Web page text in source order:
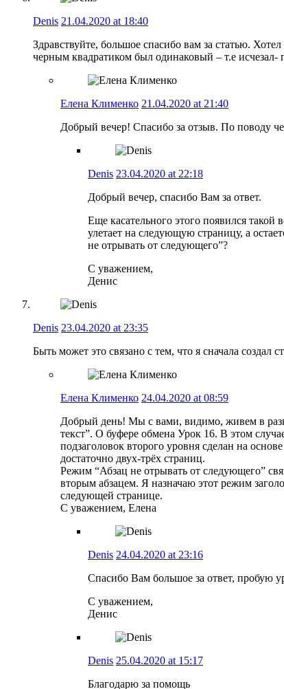
Denis 21.04.2020 at 18:40
Здравствуйте, большое спасибо вам за статью.
черным квадратиком был одинаковый – т.е исчезал-
Елена Клименко 21.04.2020 at 21:40
Добрый вечер! Спасибо за отзыв. По поводу
Denis 23.04.2020 at 22:18
Добрый вечер, спасибо Вам за ответ.
Еще касательного этого появился
улетает на следующую страницу, а
не отрывать от следующего”?
С уважением,
Денис
Denis 23.04.2020 at 23:35
Быть может это связано с тем, что я сначала создал
Елена Клименко 24.04.2020 at 08:59
Добрый день! Мы с вами, видимо, живем в
текст”. О буфере обмена Урок 16. В этом
подзаголовок второго уровня сделан на
достаточно двух-трёх страниц.
Режим “Абзац не отрывать от следующего”
вторым абзацем. Я назначаю этот режим
следующей странице.
С уважением, Елена
Denis 24.04.2020 at 23:16
Спасибо Вам большое за ответ, пробую
С уважением,
Денис
Denis 25.04.2020 at 15:17
Благодарю за помощь